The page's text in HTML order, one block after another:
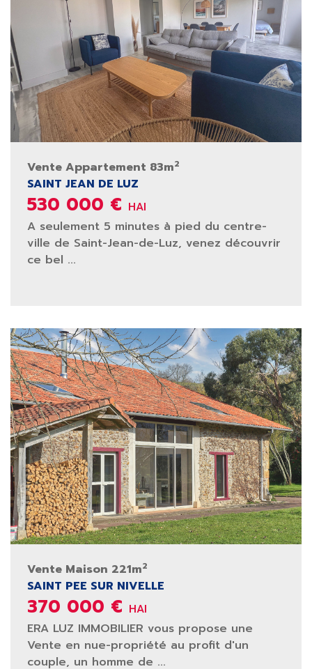
Vente Appartement 83m2
SAINT JEAN DE LUZ
530 000 € HAI
A seulement 5 minutes à pied du centre-
ville de Saint-Jean-de-Luz, venez découvrir
ce bel ...
Vente Maison 221m2
SAINT PEE SUR NIVELLE
370 000 € HAI
ERA LUZ IMMOBILIER vous propose une
Vente en nue-propriété au profit d'un
couple, un homme de ...